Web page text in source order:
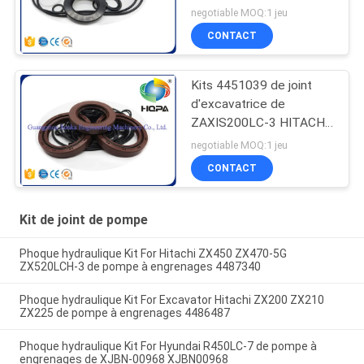
pompe principale de
PSV-2-55T, survivant à la
résistance
negotiable MOQ:1 jeu
CONTACT
Kits 4451039 de joint
d'excavatrice de
ZAXIS200LC-3 HITACHI
pour la pompe de la
canalisation HPV118
negotiable MOQ:1 jeu
CONTACT
Kit de joint de pompe
Phoque hydraulique Kit For Hitachi ZX450 ZX470-5G
ZX520LCH-3 de pompe à engrenages 4487340
Phoque hydraulique Kit For Excavator Hitachi ZX200 ZX210
ZX225 de pompe à engrenages 4486487
Phoque hydraulique Kit For Hyundai R450LC-7 de pompe à
engrenages de XJBN-00968 XJBN00968